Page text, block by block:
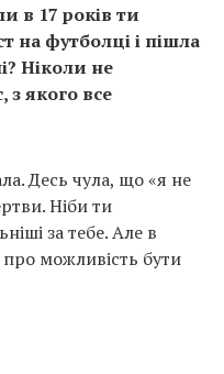
в 17 років ти
на футболці і пішла
Ніколи не
з якого все
Десь чула, що «я не
Ніби ти
за тебе. Але в
можливість бути